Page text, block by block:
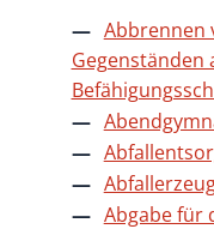
Abbrennen
Gegenständen
Abgabe für